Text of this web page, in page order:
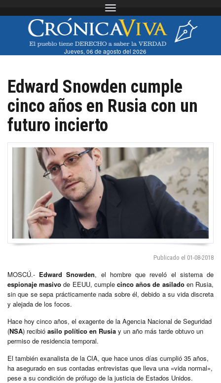
Toggle navigation
Jueves, 06 de agosto del 2026
Edward Snowden cumple
cinco años en Rusia con un
futuro incierto
Publicado el 01-08-2018
MOSCÚ.- Edward Snowden, el hombre que reveló el sistema de
espionaje masivo de EEUU, cumplecinco años de asiladoen Rusia,
sin que se sepa prácticamente nada sobre él, debido a su vida discreta
y alejada de los focos.
Hace hoy cinco años, el exagente de la Agencia Nacional de Seguridad
(NSA) recibió asilo político en Rusia y un año más tarde obtuvo un
permiso de residencia temporal.
El también exanalista de la CIA, que hace unos días cumplió 35 años,
ha asegurado en sus contadas entrevistas que lleva una «vida normal»,
pese a su condición de prófugo de la justicia de Estados Unidos.